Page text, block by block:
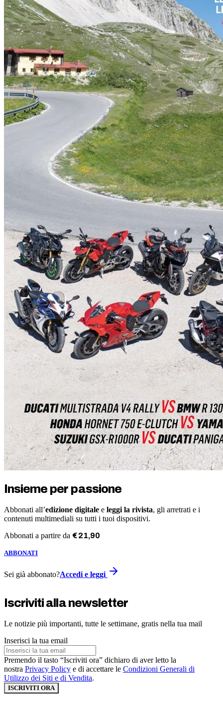
Insieme per passione
Abbonati all’edizione digitale e leggi la rivista, gli arretrati e i
contenuti multimediali su tutti i tuoi dispositivi.
Abbonati a partire da €21,90
ABBONATI
Sei già abbonato?Accedi e leggi
Iscriviti alla newsletter
Le notizie più importanti, tutte le settimane, gratis nella tua mail
Inserisci la tua email
Premendo il tasto “Iscriviti ora” dichiaro di aver letto la
nostra Privacy Policy e di accettare le Condizioni Generali di
Utilizzo dei Siti e di Vendita.
ISCRIVITI ORA